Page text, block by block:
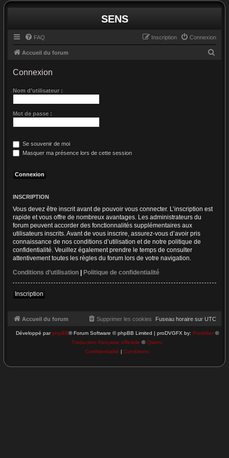
SENS
FAQ Connexion
Inscription
Accueil du forum
Connexion
Nom d’utilisateur :
Mot de passe :
Se souvenir de moi
Masquer ma présence lors de cette session
INSCRIPTION
Vous devez être inscrit avant de pouvoir vous connecter. L’inscription est
rapide et vous offre de nombreux avantages. Les administrateurs du
forum peuvent accorder des fonctionnalités supplémentaires aux
utilisateurs inscrits. Avant de vous inscrire, assurez-vous d’avoir pris
connaissance de nos conditions d’utilisation et de notre politique de
confidentialité. Veuillez également prendre le temps de consulter
attentivement toutes les règles du forum lors de votre navigation.
Conditions d’utilisation | Politique de confidentialité
Inscription
Accueil du forum Fuseau horaire sur UTC
Supprimer les cookies
Développé parphpBB® Forum Software © phpBB Limited | proDVGFX by: Prosk8er©
Traduction française officielle ©Qiaeru
Confidentialité | Conditions